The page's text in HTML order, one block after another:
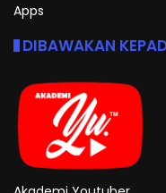
Apps
DIBAWAKAN